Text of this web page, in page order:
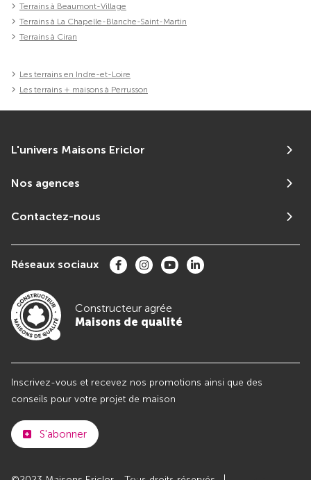
Terrains à Beaumont-Village
Terrains à La Chapelle-Blanche-Saint-Martin
Terrains à Ciran
Les terrains en Indre-et-Loire
Les terrains + maisons à Perrusson
L'univers Maisons Ericlor
Nos agences
Contactez-nous
Réseaux sociaux
Constructeur agrée
Maisons de qualité
Inscrivez-vous et recevez nos promotions ainsi que des
conseils pour votre projet de maison
S'abonner